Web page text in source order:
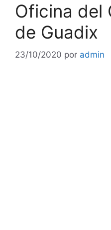
Oficina del
de Guadix
23/10/2020 por admin